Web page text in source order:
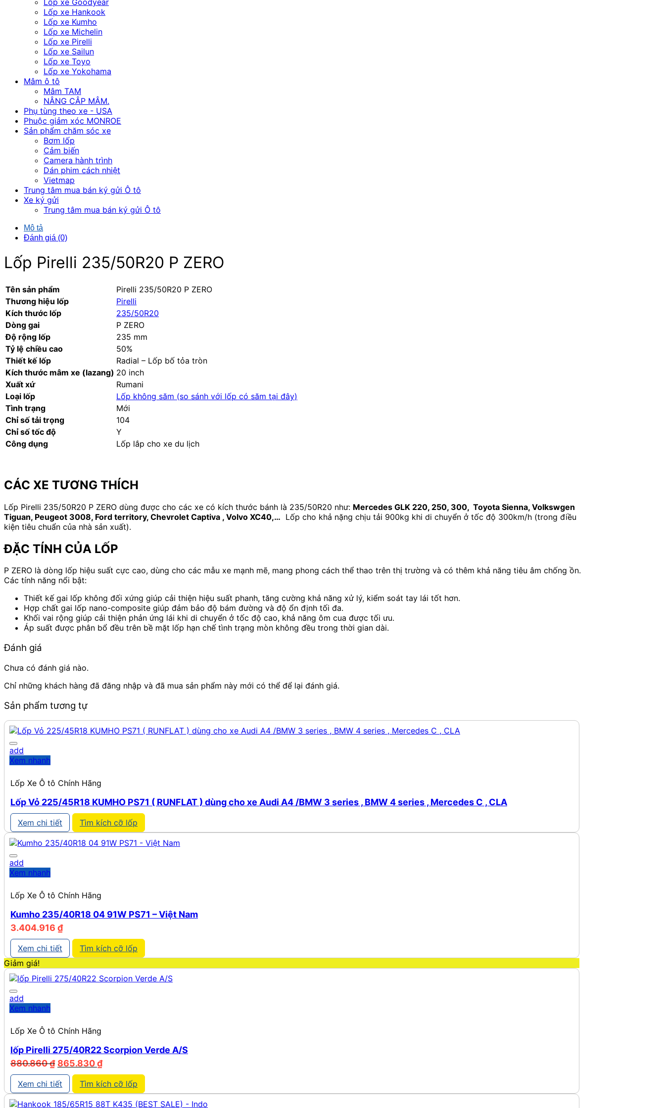
Lốp xe Hankook
Lốp xe Kumho
Lốp xe Michelin
Lốp xe Pirelli
Lốp xe Sailun
Lốp xe Toyo
Lốp xe Yokohama
Mâm ô tô
Mâm TAM
NÂNG CÂP MÂM.
Phụ tùng theo xe - USA
Phuộc giảm xóc MONROE
Sản phẩm chăm sóc xe
Bơm lốp
Cảm biến
Camera hành trình
Dán phim cách nhiệt
Vietmap
Trung tâm mua bán ký gửi Ô tô
Xe ký gửi
Trung tâm mua bán ký gửi Ô tô
Mô tả
Đánh giá (0)
Lốp Pirelli 235/50R20 P ZERO
Tên sản phẩm
Pirelli 235/50R20 P ZERO
Thương hiệu lốp
Pirelli
Kích thước lốp
235/50R20
Dòng gai
P ZERO
Độ rộng lốp
235 mm
Tỷ lệ chiều cao
50%
Thiết kế lốp
Radial – Lốp bố tỏa tròn
Kích thước mâm xe (lazang) 20 inch
Xuất xứ
Rumani
Loại lốp
Lốp không săm (so sánh với lốp có săm tại đây)
Tình trạng
Mới
Chỉ số tải trọng
104
Chỉ số tốc độ
Y
Công dụng
Lốp lắp cho xe du lịch
CÁC XE TƯƠNG THÍCH
Lốp Pirelli 235/50R20 P ZERO dùng được cho các xe có kích thước bánh là 235/50R20 như: Mercedes GLK 220, 250, 300, Toyota Sienna, Volkswgen
Tiguan, Peugeot 3008, Ford territory, Chevrolet Captiva , Volvo XC40,… Lốp cho khả nặng chịu tải 900kg khi di chuyển ở tốc độ 300km/h (trong điều
kiện tiêu chuẩn của nhà sản xuất).
ĐẶC TÍNH CỦA LỐP
P ZERO là dòng lốp hiệu suất cực cao, dùng cho các mẫu xe mạnh mẽ, mang phong cách thể thao trên thị trường và có thêm khả năng tiêu âm chống ồn.
Các tính năng nổi bật:
Thiết kế gai lốp không đối xứng giúp cải thiện hiệu suất phanh, tăng cường khả năng xử lý, kiểm soát tay lái tốt hơn.
Hợp chất gai lốp nano-composite giúp đảm bảo độ bám đường và độ ổn định tối đa.
Khối vai rộng giúp cải thiện phản ứng lái khi di chuyển ở tốc độ cao, khả năng ôm cua được tối ưu.
Áp suất được phân bổ đều trên bề mặt lốp hạn chế tình trạng mòn không đều trong thời gian dài.
Đánh giá
Chưa có đánh giá nào.
Chỉ những khách hàng đã đăng nhập và đã mua sản phẩm này mới có thể để lại đánh giá.
Sản phẩm tương tự
add
Xem nhanh
Lốp Xe Ô tô Chính Hãng
Lốp Vỏ 225/45R18 KUMHO PS71 ( RUNFLAT ) dùng cho xe Audi A4 /BMW 3 series , BMW 4 series , Mercedes C , CLA
Xem chi tiết Tìm kích cỡ lốp
add
Xem nhanh
Lốp Xe Ô tô Chính Hãng
Kumho 235/40R18 04 91W PS71 – Việt Nam
3.404.916 ₫
Xem chi tiết
Tìm kích cỡ lốp
Giảm giá!
add
Xem nhanh
Lốp Xe Ô tô Chính Hãng
lốp Pirelli 275/40R22 Scorpion Verde A/S
880.860₫ Giá
gốc
là:
880.860 ₫.
865.830₫Giá
hiện
tại
là:
865.830 ₫.
Xem chi tiết Tìm kích cỡ lốp